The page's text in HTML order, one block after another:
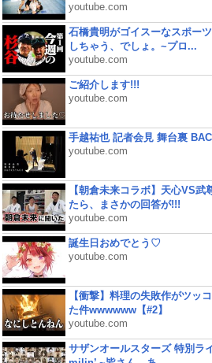
youtube.com
石橋貴明がゴイスーなスポー
しちゃう、でしょ。~プロ...
youtube.com
ご紹介します!!!
youtube.com
手越祐也 記者会見 舞台裏
youtube.com
【朝倉未来コラボ】天心VS武
たら、まさかの回答が!!!
youtube.com
誕生日おめでとう♡
youtube.com
【衝撃】料理の失敗作がツッ
た件wwwwww【#2】
youtube.com
サザンオールスターズ 特別ラ